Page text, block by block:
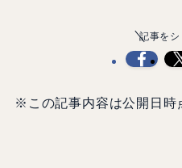
記事を
※この記事内容は公開日時